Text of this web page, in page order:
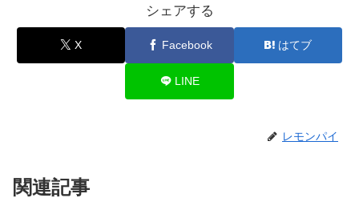
シェアする
X Facebook はてブ
LINE
レモンパイ
関連記事